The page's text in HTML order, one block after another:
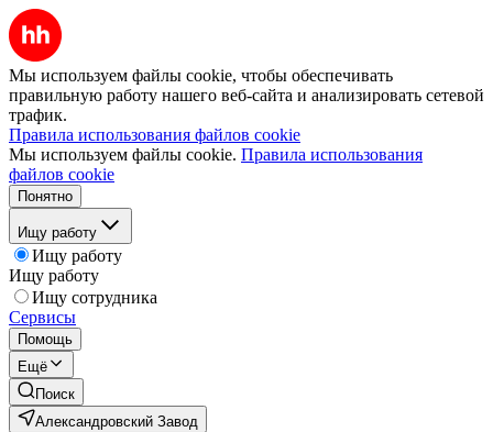
Мы используем файлы cookie, чтобы обеспечивать
правильную работу нашего веб-сайта и анализировать сетевой
трафик.
Правила использования файлов cookie
Мы используем файлы cookie. Правила использования
файлов cookie
Понятно
Ищу работу
Ищу работу
Ищу работу
Ищу сотрудника
Сервисы
Помощь
Ещё
Поиск
Александровский Завод